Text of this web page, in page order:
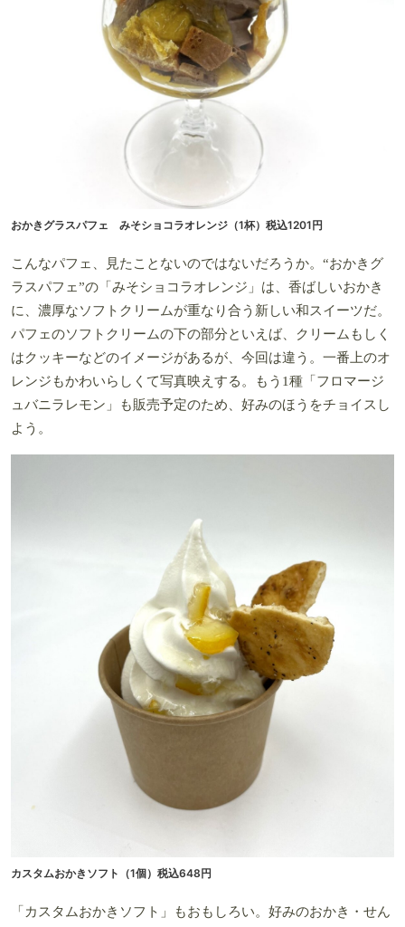
おかきグラスパフェ みそショコラオレンジ（1杯）税込1201円
こんなパフェ、見たことないのではないだろうか。“おかきグ
ラスパフェ”の「みそショコラオレンジ」は、香ばしいおかき
に、濃厚なソフトクリームが重なり合う新しい和スイーツだ。
パフェのソフトクリームの下の部分といえば、クリームもしく
はクッキーなどのイメージがあるが、今回は違う。一番上のオ
レンジもかわいらしくて写真映えする。もう1種「フロマージ
ュバニラレモン」も販売予定のため、好みのほうをチョイスし
よう。
カスタムおかきソフト（1個）税込648円
「カスタムおかきソフト」もおもしろい。好みのおかき・せん